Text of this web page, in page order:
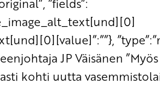
JP Väisänen
kohti uutta